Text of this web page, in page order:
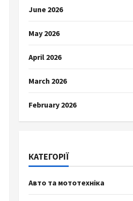
June 2026
May 2026
April 2026
March 2026
February 2026
КАТЕГОРІЇ
Авто та мототехніка